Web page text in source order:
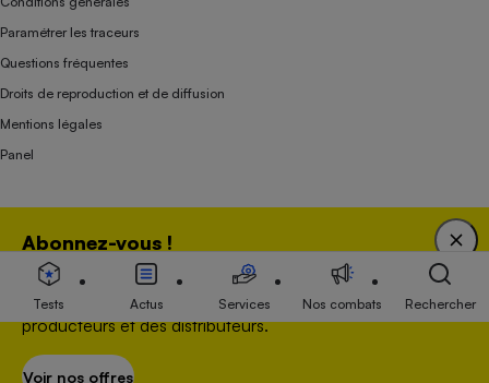
Abonnez-vous !
Bénéficiez d'une expertise unique tout en soutenant
une association 100 % indépendante de l'Etat, des
producteurs et des distributeurs.
Voir nos offres
Paramétrer les traceurs
Questions fréquentes
Droits de reproduction et de diffusion
Mentions légales
Panel
Association indépendante de l’État, des syndicats, des producteurs et des
distributeurs depuis 1951.
Tests Actus Services Nos combats Rechercher